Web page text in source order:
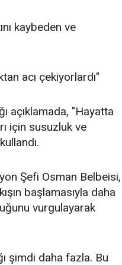
kaybeden ve
acı çekiyorlardı"
açıklamada, "Hayatta
için susuzluk ve
Şefi Osman Belbeisi,
başlamasıyla daha
vurgulayarak
şimdi daha fazla. Bu